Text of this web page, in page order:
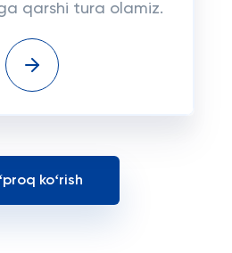
qarshi tura olamiz.
koʻrish